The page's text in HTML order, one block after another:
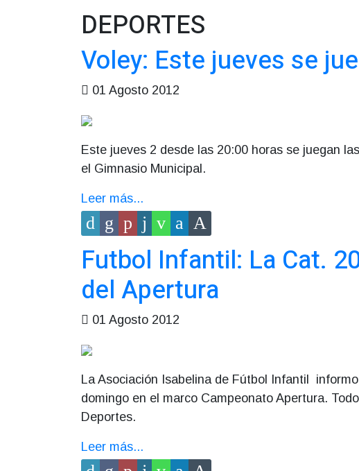
DEPORTES
Voley: Este jueves se
01 Agosto 2012
Este jueves 2 desde las 20:00 horas se juegan
el Gimnasio Municipal.
Leer más...
Futbol Infantil: La Cat.
del Apertura
01 Agosto 2012
La Asociación Isabelina de Fútbol Infantil
domingo en el marco Campeonato Apertura.
Deportes.
Leer más...